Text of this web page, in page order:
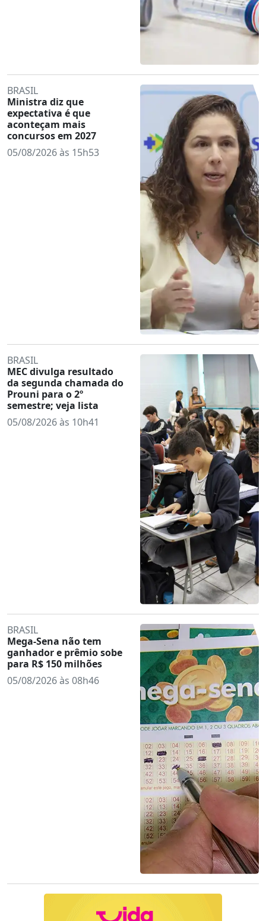
BRASIL
Ministra diz que
expectativa é que
aconteçam mais
concursos em 2027
05/08/2026 às 15h53
BRASIL
MEC divulga resultado
da segunda chamada do
Prouni para o 2º
semestre; veja lista
05/08/2026 às 10h41
BRASIL
Mega-Sena não tem
ganhador e prêmio sobe
para R$ 150 milhões
05/08/2026 às 08h46